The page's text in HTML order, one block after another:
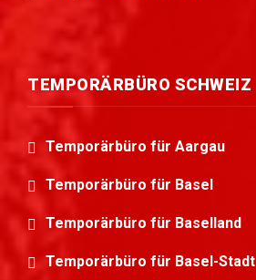
TEMPORÄRBÜRO SCHWEIZ
Temporärbüro für Aargau
Temporärbüro für Basel
Temporärbüro für Baselland
Temporärbüro für Basel-Stadt